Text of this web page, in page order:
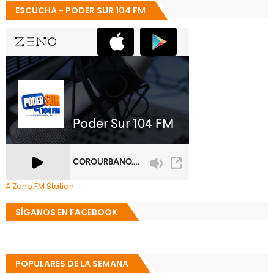
ESCUCHA - PODER SUR 104 FM
A Zeno.FM Station
SÍGANOS EN FACEBOOK
POPULARES DE LA SEMANA